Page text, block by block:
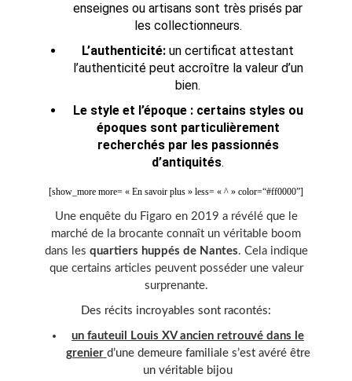
enseignes ou artisans sont très prisés par
les collectionneurs.
L’authenticité: un certificat attestant
l’authenticité peut accroître la valeur d’un
bien.
Le style et l’époque : certains styles ou
époques sont particulièrement
recherchés par les passionnés
d’antiquités.
[show_more more= « En savoir plus » less= « ^ » color=“#ff0000”]
Une enquête du Figaro en 2019 a révélé que le
marché de la brocante connaît un véritable boom
dans les quartiers huppés de Nantes. Cela indique
que certains articles peuvent posséder une valeur
surprenante.
Des récits incroyables sont racontés:
un fauteuil Louis XV ancien retrouvé dans le
grenier d’une demeure familiale s’est avéré être
un véritable bijou